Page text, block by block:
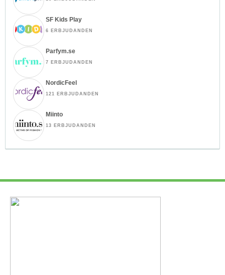
SF Kids Play
6 ERBJUDANDEN
Parfym.se
7 ERBJUDANDEN
NordicFeel
121 ERBJUDANDEN
Miinto
13 ERBJUDANDEN